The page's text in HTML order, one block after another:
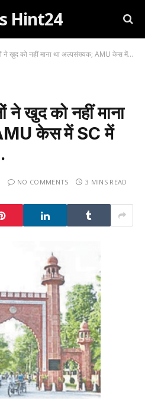
Hint24
नहीं माना था अल्पसंख्यक; AMU केस में SC में वकील की दलील…
खुद को नहीं माना
केस में SC में
NO COMMENTS 3 MINS READ